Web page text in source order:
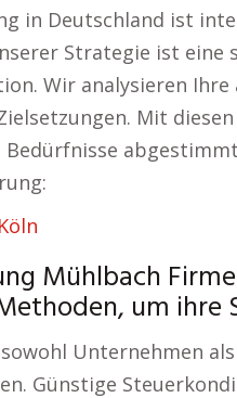
in Deutschland ist
Strategie ist
Wir analysieren
Mit
Bedürfnisse
Mühlbach
um ihre
Unternehmen
Günstige